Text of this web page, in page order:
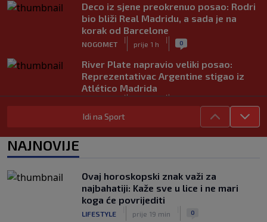
Deco iz sjene preokrenuo posao: Rodri
bio bliži Real Madridu, a sada je na
korak od Barcelone
NOGOMET
|
prije 1 h
| 0
River Plate napravio veliki posao:
Reprezentativac Argentine stigao iz
Atlético Madrida
| |
Gasol savjetovao Wembanyamu:
Solidan debi Alajbegovića u porazu
Juventusa od Intera, Zmaj učestvovao
u akciji za gol "Stare Dame"
NOGOMET prije 2 h
|
Idi na Sport
NAJNOVIJE
Ovaj horoskopski znak važi za
najbahatiji: Kaže sve u lice i ne mari
koga će povrijediti
LIFESTYLE prije 19 min 0